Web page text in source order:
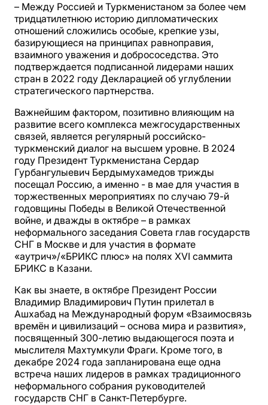
– Между Россией и Туркменистаном за более чем
тридцатилетнюю историю дипломатических
отношений сложились особые, крепкие узы,
базирующиеся на принципах равноправия,
взаимного уважения и добрососедства. Это
подтверждается подписанной лидерами наших
стран в 2022 году Декларацией об углублении
стратегического партнерства.
Важнейшим фактором, позитивно влияющим на
развитие всего комплекса межгосударственных
связей, является регулярный российско-
туркменский диалог на высшем уровне. В 2024
году Президент Туркменистана Сердар
Гурбангулыевич Бердымухамедов трижды
посещал Россию, а именно - в мае для участия в
торжественных мероприятиях по случаю 79-й
годовщины Победы в Великой Отечественной
войне, и дважды в октябре – в рамках
неформального заседания Совета глав государств
СНГ в Москве и для участия в формате
«аутрич»/«БРИКС плюс» на полях XVI саммита
БРИКС в Казани.
Как вы знаете, в октябре Президент России
Владимир Владимирович Путин прилетал в
Ашхабад на Международный форум «Взаимосвязь
времён и цивилизаций – основа мира и развития»,
посвященный 300-летию выдающегося поэта и
мыслителя Махтумкули Фраги. Кроме того, в
декабре 2024 года запланирована еще одна
встреча наших лидеров в рамках традиционного
неформального собрания руководителей
государств СНГ в Санкт-Петербурге.